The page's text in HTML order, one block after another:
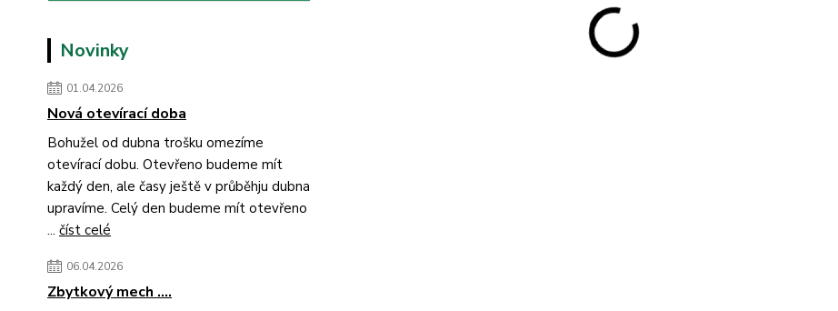
Novinky
01.04.2026
Nová otevírací doba
Bohužel od dubna trošku omezíme
otevírací dobu. Otevřeno budeme mít
každý den, ale časy ještě v průběhju dubna
upravíme. Celý den budeme mít otevřeno
... číst celé
06.04.2026
Zbytkový mech ....